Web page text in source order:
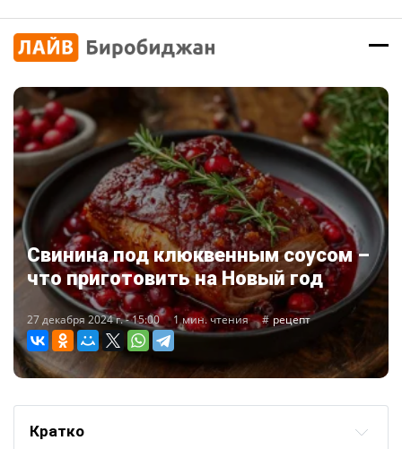
Свинина под клюквенным соусом –
что приготовить на Новый год
27 декабря 2024 г. - 15:00 1 мин. чтения рецепт
Кратко